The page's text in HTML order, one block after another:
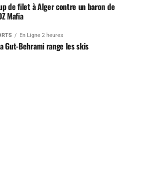
de filet à Alger contre un baron de
Mafia
En Ligne 2 heures
Gut-Behrami range les skis